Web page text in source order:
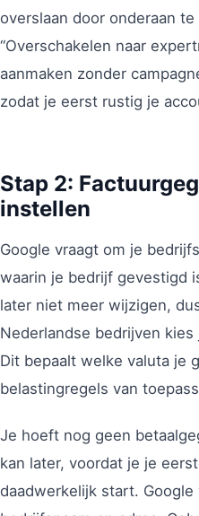
overslaan door onderaan te
“Overschakelen naar
aanmaken zonder
zodat je eerst rustig je
Stap 2:
instellen
Google vraagt om je
waarin je bedrijf gevestigd
later niet meer wijzigen,
Nederlandse bedrijven
Dit bepaalt welke valuta je
belastingregels van
Je hoeft nog geen
kan later, voordat je je
daadwerkelijk start.